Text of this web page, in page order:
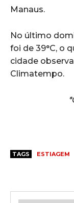
Manaus.
No último
foi de 39°C, o
cidade
Climatempo.
TAGS ESTIAGEM